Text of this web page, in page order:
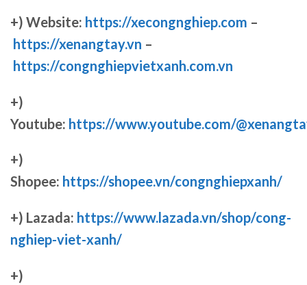
+) Website: https://xecongnghiep.com –
https://xenangtay.vn –
https://congnghiepvietxanh.com.vn
+)
Youtube: https://www.youtube.com/
+)
Shopee: https://shopee.vn/congnghiepxanh/
+) Lazada: https://www.lazada.vn/shop/cong-
nghiep-viet-xanh/
+)